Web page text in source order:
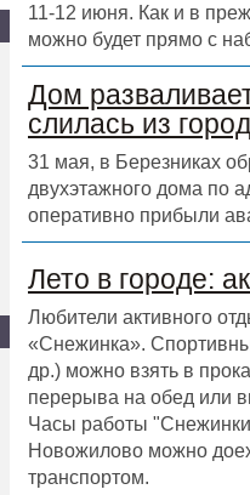
11-12 июня. Как и в
можно будет прямо с
Дом
слилась из
31 мая, в Березниках
двухэтажного дома по
оперативно прибыли
Лето в городе:
Любители активного
«Снежинка».
др.) можно взять в
перерыва на обед или
Часы работы
Новожилово можно
транспортом.